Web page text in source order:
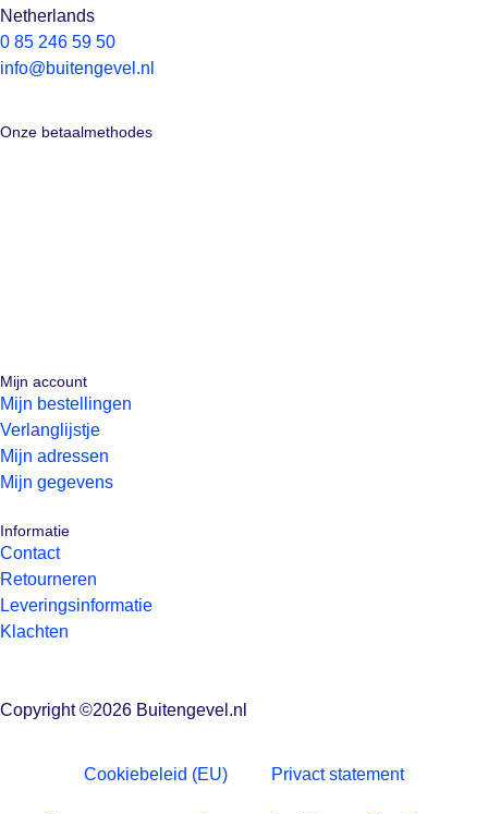
Netherlands
0 85 246 59 50
info@buitengevel.nl
Onze betaalmethodes
Mijn account
Mijn bestellingen
Verlanglijstje
Mijn adressen
Mijn gegevens
Informatie
Contact
Retourneren
Leveringsinformatie
Klachten
Copyright ©2026 Buitengevel.nl
Cookiebeleid (EU) Privact statement